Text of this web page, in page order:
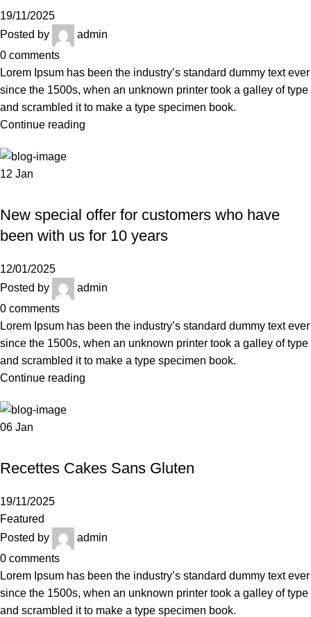
19/11/2025
Posted by
admin
0 comments
Lorem Ipsum has been the industry’s standard dummy text ever
since the 1500s, when an unknown printer took a galley of type
and scrambled it to make a type specimen book.
Continue reading
12 Jan
New special offer for customers who have
been with us for 10 years
12/01/2025
Posted by
admin
0 comments
Lorem Ipsum has been the industry’s standard dummy text ever
since the 1500s, when an unknown printer took a galley of type
and scrambled it to make a type specimen book.
Continue reading
06 Jan
Recettes Cakes Sans Gluten
19/11/2025
Featured
Posted by
admin
0 comments
Lorem Ipsum has been the industry’s standard dummy text ever
since the 1500s, when an unknown printer took a galley of type
and scrambled it to make a type specimen book.